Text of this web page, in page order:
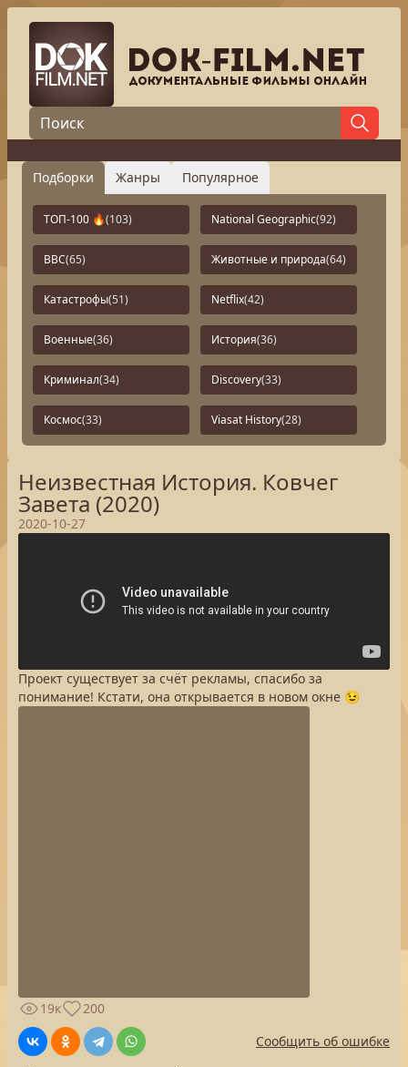
Подборки Жанры Популярное
ТОП-100 🔥(103) National Geographic(92)
BBC(65) Животные и природа(64)
Катастрофы(51) Netflix(42)
Военные(36) История(36)
Криминал(34) Discovery(33)
Космос(33) Viasat History(28)
Неизвестная История. Ковчег
Завета (2020)
2020-10-27
Проект существует за счёт рекламы, спасибо за
понимание! Кстати, она открывается в новом окне 😉
19к
200
Сообщить об ошибке